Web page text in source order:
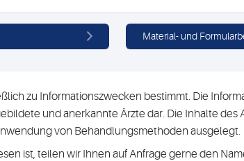
Material- und
zu Informationszwecken bestimmt. Die
und anerkannte Ärzte dar. Die Inhalte des
von Behandlungsmethoden ausgelegt.
ist, teilen wir Ihnen auf Anfrage gerne den